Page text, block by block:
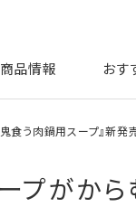
商品情報 おす
食う肉鍋用スープ』新発
プがか